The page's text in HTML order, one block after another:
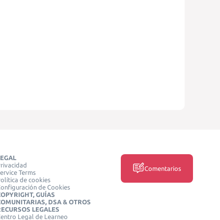
Terms
de cookies
de Cookies
GUÍAS
DSA & OTROS
LEGALES
Legal de Learneo
Comentarios